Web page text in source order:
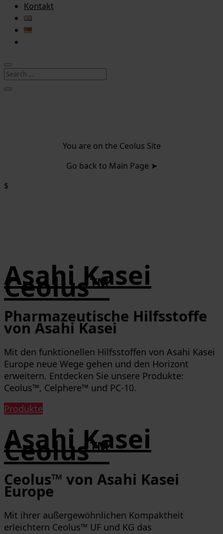
Kontakt
You are on the Ceolus Site
Go back to Main Page ➤
$
Asahi Kasei
Ceolus™
Pharmazeutische Hilfsstoffe
von Asahi Kasei
Mit den funktionellen Hilfsstoffen von Asahi Kasei
Europe neue Wege gehen und den Horizont
erweitern. Entdecken Sie unsere Produkte:
Ceolus™, Celphere™ und PC-10.
Produkte
Asahi Kasei
Ceolus™
Ceolus™ von Asahi Kasei
Europe
Mit ihrer außergewöhnlichen Kompaktheit
erleichtern Ceolus™ UF und KG das